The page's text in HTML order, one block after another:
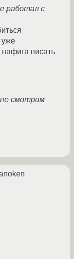
работал с
уже
писать
не смотрим